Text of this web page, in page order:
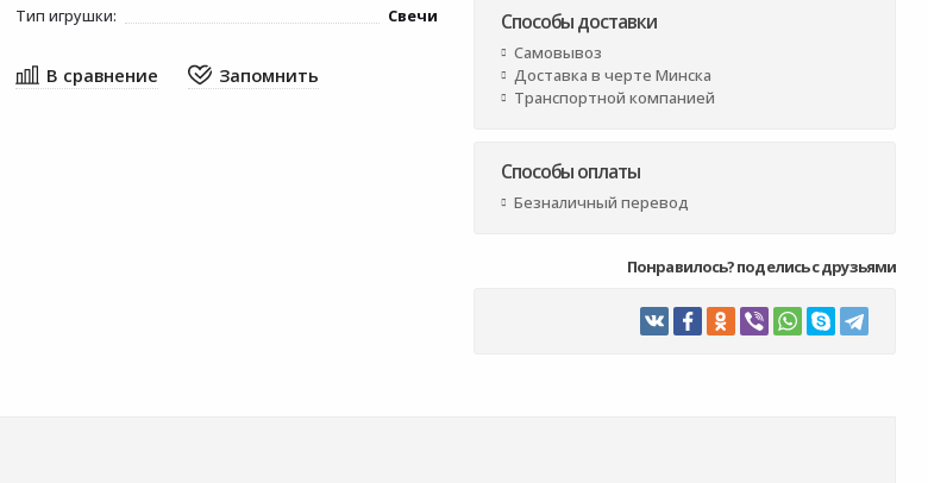
Тип игрушки:
Свечи Способы доставки
Самовывоз
Доставка в черте Минска
Транспортной компанией
Способы оплаты
Безналичный перевод
Понравилось? поделись с друзьями